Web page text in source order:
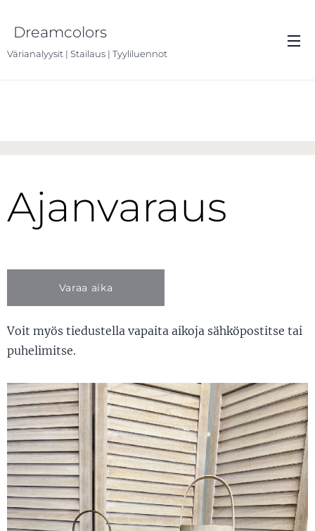
Dreamcolors
Värianalyysit | Stailaus | Tyyliluennot
Ajanvaraus
Varaa aika
Voit myös tiedustella vapaita aikoja sähköpostitse tai
puhelimitse.